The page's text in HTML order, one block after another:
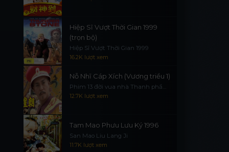
Hiệp Sĩ Vượt Thời Gian 1999
(trọn bộ)
Hiệp Sĩ Vượt Thời Gian 1999
16.2K lượt xem
Nỗ Nhĩ Cáp Xích (Vương triều 1)
Phim 13 đời vua nhà Thanh phần
112.7K lượt xem
Tam Mao Phưu Lưu Ký 1996
San Mao Liu Lang Ji
11.7K lượt xem